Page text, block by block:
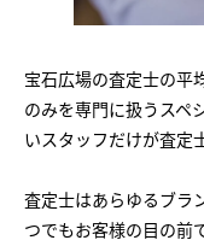
宝石広場の査定士の平
のみを専門に扱うスペ
いスタッフだけが査定
査定士はあらゆるブラ
つでもお客様の目の前